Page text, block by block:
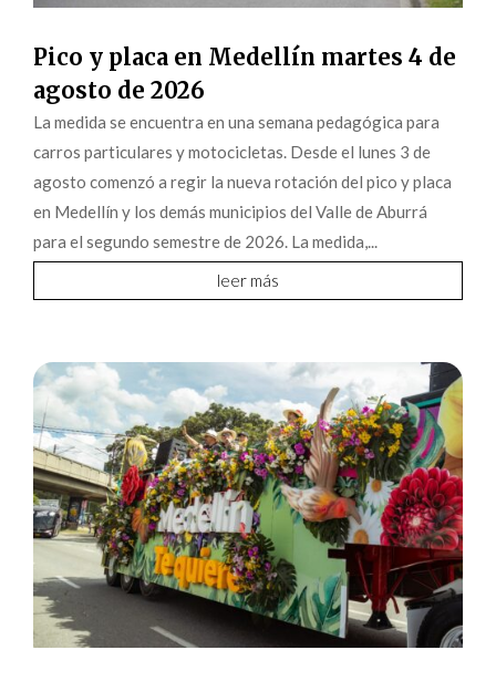
Pico y placa en Medellín martes 4 de
agosto de 2026
La medida se encuentra en una semana pedagógica para
carros particulares y motocicletas. Desde el lunes 3 de
agosto comenzó a regir la nueva rotación del pico y placa
en Medellín y los demás municipios del Valle de Aburrá
para el segundo semestre de 2026. La medida,...
leer más